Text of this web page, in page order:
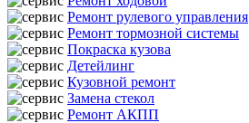
Ремонт рулевого управления
Ремонт тормозной системы
Покраска кузова
Детейлинг
Кузовной ремонт
Замена стекол
Ремонт АКПП